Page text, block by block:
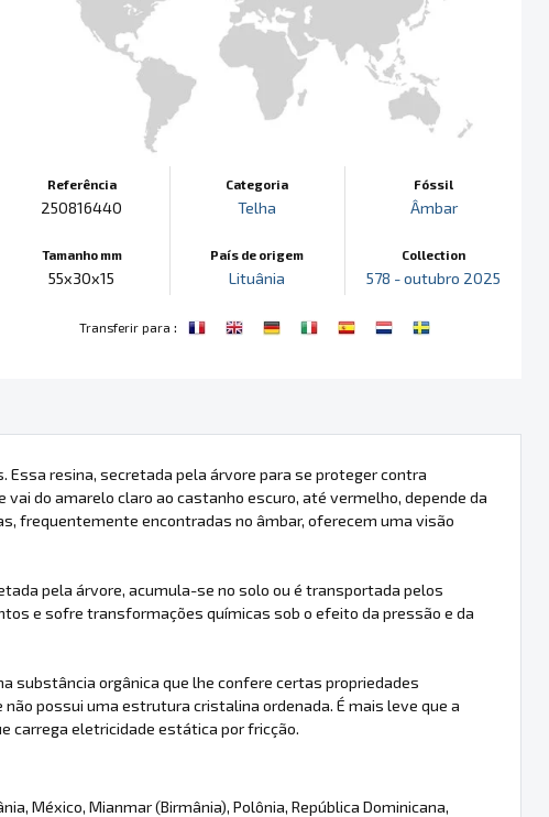
Referência
250816440
Tamanho mm
55x30x15
Categoria
Telha
País de origem
Lituânia
Fóssil
Âmbar
Collection
578 - outubro 2025
Transferir para :
Essa resina, secretada pela árvore para se proteger contra
do amarelo claro ao castanho escuro, até vermelho, depende da
frequentemente encontradas no âmbar, oferecem uma visão
pela árvore, acumula-se no solo ou é transportada pelos
e sofre transformações químicas sob o efeito da pressão e da
substância orgânica que lhe confere certas propriedades
possui uma estrutura cristalina ordenada. É mais leve que a
carrega eletricidade estática por fricção.
México, Mianmar (Birmânia), Polônia, República Dominicana,